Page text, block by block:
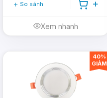
So sánh
Xem nhanh
40%
GIẢM